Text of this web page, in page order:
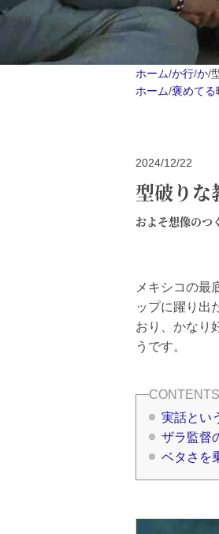
ホーム/か行/か/
ホーム/褒めてる
2024/12/22
型破りな
およそ想像のつ
メキシコの最
ップに躍り出
おり、かなり
うです。
実話とい
ザラ監督
ベタさを